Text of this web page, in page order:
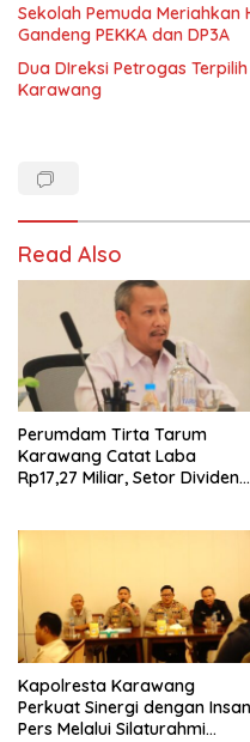
Sekolah Pemuda Meriahkan
Gandeng PEKKA dan DP3A
Dua DIreksi Petrogas
Karawang
Read Also
Perumdam Tirta Tarum
Karawang Catat Laba
Rp17,27 Miliar, Setor Dividen
Kapolresta Karawang
Perkuat Sinergi dengan Insan
Pers Melalui Silaturahmi